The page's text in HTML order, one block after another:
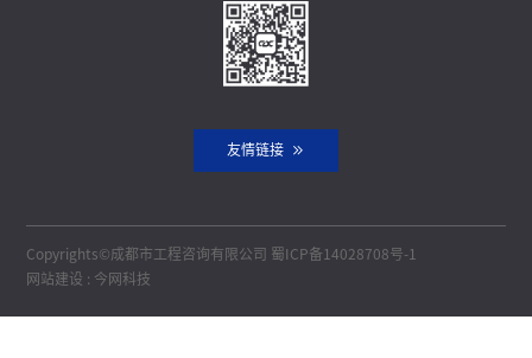
友情链接
Copyrights©成都市工程咨询有限公司 蜀ICP备14028708号-1
网站建设 : 今网科技